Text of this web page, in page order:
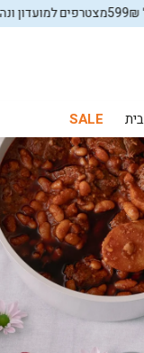
ונהנים מ-10% הנחה בהזמנה הראשונה
כל החנותבאנדלים
SALE